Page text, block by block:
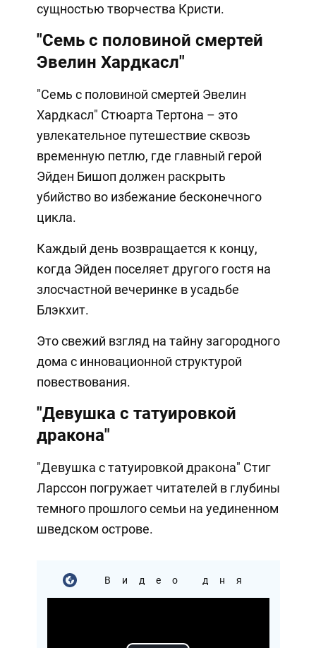
сущностью творчества Кристи.
"Семь с половиной смертей
Эвелин Хардкасл"
"Семь с половиной смертей Эвелин
Хардкасл" Стюарта Тертона – это
увлекательное путешествие сквозь
временную петлю, где главный герой
Эйден Бишоп должен раскрыть
убийство во избежание бесконечного
цикла.
Каждый день возвращается к концу,
когда Эйден поселяет другого гостя на
злосчастной вечеринке в усадьбе
Блэкхит.
Это свежий взгляд на тайну загородного
дома с инновационной структурой
повествования.
"Девушка с татуировкой
дракона"
"Девушка с татуировкой дракона" Стиг
Ларссон погружает читателей в глубины
темного прошлого семьи на уединенном
шведском острове.
Видео дня